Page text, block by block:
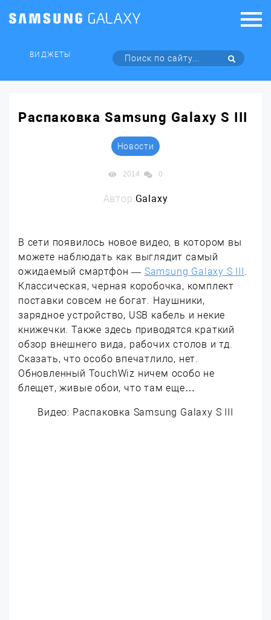
ВИДЖЕТЫ
Распаковка Samsung Galaxy S III
Новости
2014 0
Автор:Galaxy
В сети появилось новое видео, в котором вы
можете наблюдать как выглядит самый
ожидаемый смартфон — Samsung Galaxy S III.
Классическая, черная коробочка, комплект
поставки совсем не богат. Наушники,
зарядное устройство, USB кабель и некие
книжечки. Также здесь приводятся краткий
обзор внешнего вида, рабочих столов и тд.
Сказать, что особо впечатлило, нет.
Обновленный TouchWiz ничем особо не
блещет, живые обои, что там еще…
Видео: Распаковка Samsung Galaxy S III